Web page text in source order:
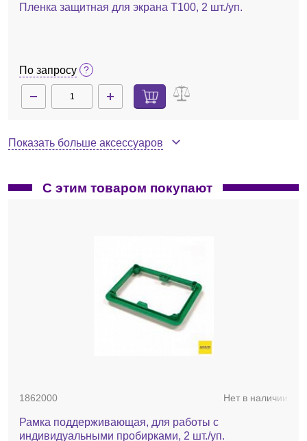
Пленка защитная для экрана T100, 2 шт./уп.
По запросу
Рамка поддерживающая, для работы с
Показать больше аксессуаров
С этим товаром покупают
1862000 Нет в наличии
Рамка поддерживающая, для работы с
индивидуальными пробирками, 2 шт./уп.